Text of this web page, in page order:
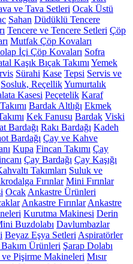
ve Tava Setleri Ocak Üstü
Sahan Düdüklü Tencere
Tencere ve Tencere Setleri Çöp
Mutfak Çöp Kovaları
İçi Çöp Kovaları Sofra
Kaşık Bıçak Takımı Yemek
Sürahi Kase Tepsi Servis ve
Sosluk, ReçellikYumurtalık
Kasesi Peçetelik Karaf
Bardak Altlığı Ekmek
Kek Fanusu Bardak Viski
Bardağı Rakı Bardağı Kadeh
Bardağı Çay ve Kahve
Kupa Fincan Takımı Çay
Çay Bardağı Çay Kaşığı
Takımları Suluk ve
Fırınlar Mini Fırınlar
Ocak Ankastre Ürünleri
Ankastre Fırınlar Ankastre
Kurutma Makinesi Derin
Buzdolabı Davlumbazlar
Beyaz Eşya Setleri Aspiratörler
Ürünleri Şarap Dolabı
ve Pişirme Makineleri Mısır